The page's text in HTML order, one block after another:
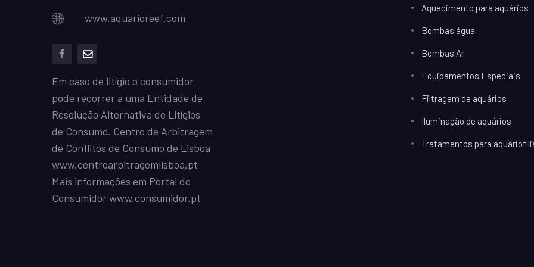
www.aquarioreef.com
Em caso de litígio o consumidor
pode recorrer a uma Entidade de
Resolução Alternativa de Litígios
de Consumo. Centro de Arbitragem
de Conflitos de Consumo de Lisboa
www.centroarbitragemlisboa.pt
Mais informações em Portal do
Consumidorwww.consumidor.pt
Aquecimento para aquários
Bombas água
Bombas Ar
Equipamentos Especiais
Filtragem de aquários
Iluminação de aquários
Tratamentos para